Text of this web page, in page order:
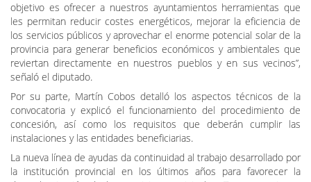
Durante su intervención, Raúl Jareño destacó la importancia
estratégica de esta iniciativa para los municipios de la provincia. “El
objetivo es ofrecer a nuestros ayuntamientos herramientas que
les permitan reducir costes energéticos, mejorar la eficiencia de
los servicios públicos y aprovechar el enorme potencial solar de la
provincia para generar beneficios económicos y ambientales que
reviertan directamente en nuestros pueblos y en sus vecinos”,
señaló el diputado.
Por su parte, Martín Cobos detalló los aspectos técnicos de la
convocatoria y explicó el funcionamiento del procedimiento de
concesión, así como los requisitos que deberán cumplir las
instalaciones y las entidades beneficiarias.